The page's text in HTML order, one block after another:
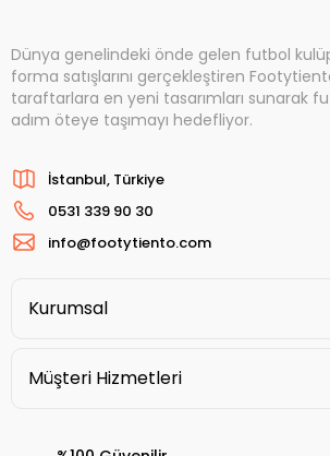
Dünya genelindeki önde gelen futbol
forma satışlarını gerçekleştiren
taraftarlara en yeni tasarımları sunarak
adım öteye taşımayı hedefliyor.
İstanbul, Türkiye
0531 339 90 30
info@footytiento.com
Kurumsal
Müşteri Hizmetleri